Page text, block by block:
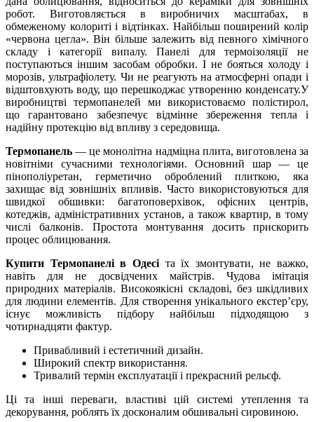
робот. Виготовляється в виробничих масштабах, в
обмеженому колориті і відтінках. Найбільш поширений колір
«червона цегла». Він більше залежить від певного хімічного
складу і категорії випалу. Панелі для термоізоляції не
поступаються іншим засобам обробки. І не бояться холоду і
морозів, ультрафіолету. Чи не реагують на атмосферні опади і
відштовхують воду, що перешкоджає утворенню конденсату.У
виробництві термопанелей ми використоваємо полістирол,
що гарантовано забезпечує відмінне збереження тепла і
надійну протекцію від впливу з середовища.
Термопанель — це монолітна надміцна плита, виготовлена ​​за
новітніми сучасними технологіями. Основний шар — це
пінополіуретан, герметично оброблений плиткою, яка
захищає від зовнішніх впливів. Часто використовуються для
швидкої обшивки: багатоповерхівок, офісних центрів,
котеджів, адміністративних установ, а також квартир, в тому
числі балконів. Простота монтування досить прискорить
процес облицювання.
Купити Термопанелі в Одесіта їх змонтувати, не важко,
навіть для не досвідчених майстрів. Чудова імітація
природних матеріалів. Високоякісні складові, без шкідливих
для людини елементів. Для створення унікального екстер’єру,
існує можливість підбору найбільш підходящою з
чотирнадцяти фактур.
Привабливий і естетичний дизайн.
Широкий спектр використання.
Тривалий термін експлуатації і прекрасний рельєф.
Ці та інші переваги, властиві цій системі утеплення та
декорування, роблять їх досконалим обшивальні сировиною.